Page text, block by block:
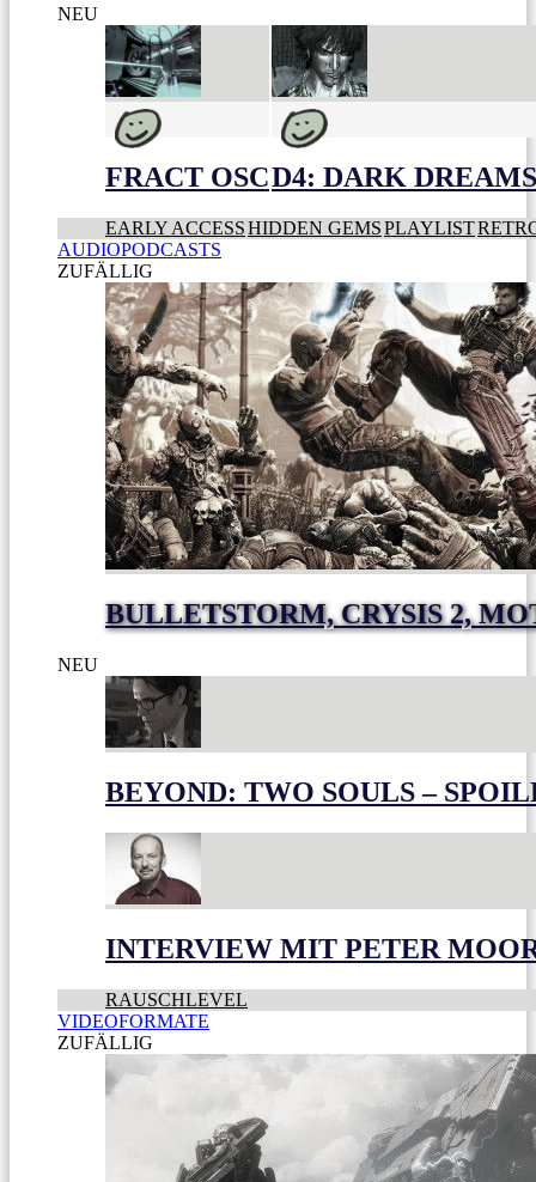
NEU
FRACT OSCD4: DARK
EARLY ACCESSHIDDEN GEMSPLAYLIST
AUDIOPODCASTS
ZUFÄLLIG
BULLETSTORM, CRYSIS 2,
NEU
BEYOND: TWO SOULS –
INTERVIEW MIT PETER
RAUSCHLEVEL
VIDEOFORMATE
ZUFÄLLIG